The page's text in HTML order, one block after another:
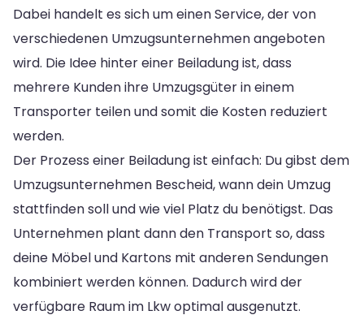
Dabei handelt es sich um einen Service, der von
verschiedenen Umzugsunternehmen angeboten
wird. Die Idee hinter einer Beiladung ist, dass
mehrere Kunden ihre Umzugsgüter in einem
Transporter teilen und somit die Kosten reduziert
werden.
Der Prozess einer Beiladung ist einfach: Du gibst dem
Umzugsunternehmen Bescheid, wann dein Umzug
stattfinden soll und wie viel Platz du benötigst. Das
Unternehmen plant dann den Transport so, dass
deine Möbel und Kartons mit anderen Sendungen
kombiniert werden können. Dadurch wird der
verfügbare Raum im Lkw optimal ausgenutzt.